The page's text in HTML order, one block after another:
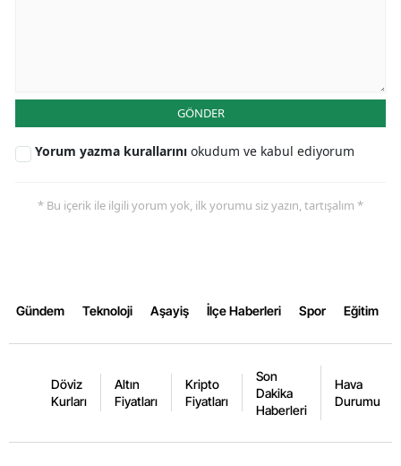
GÖNDER
Yorum yazma kurallarını okudum ve kabul ediyorum
* Bu içerik ile ilgili yorum yok, ilk yorumu siz yazın, tartışalım *
Gündem Teknoloji Aşayiş İlçe Haberleri Spor Eğitim
Döviz
Kurları
Altın
Fiyatları
Kripto
Fiyatları
Son
Dakika
Haberleri
Hava
Durumu